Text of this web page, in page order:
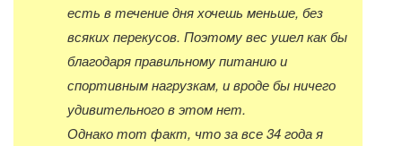
есть в течение дня хочешь меньше, без
всяких перекусов. Поэтому вес ушел как бы
благодаря правильному питанию и
спортивным нагрузкам, и вроде бы ничего
удивительного в этом нет.
Однако тот факт, что за все 34 года я